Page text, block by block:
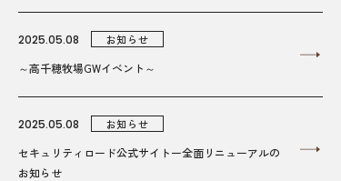
2025.05.08 お知らせ
～高千穂牧場GWイベント～
2025.05.08 お知らせ
セキュリティロード公式サイトー全面リニューアルの
お知らせ